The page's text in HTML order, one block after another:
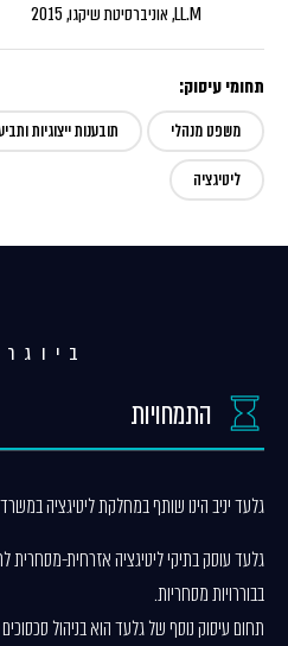
LL.M, אוניברסיטת שיקגו, 2015
תחומי עיסוק:
משפט מנהלי תובענות ייצוגיות
ליטיגציה
התמחויות
גלעד יניב הינו שותף במחלקת ליטיגציה
גלעד עוסק בתיקי ליטיגציה אזרחית-מסחרית
בבוררויות מסחריות.
תחום עיסוק נוסף של גלעד הוא בניהול